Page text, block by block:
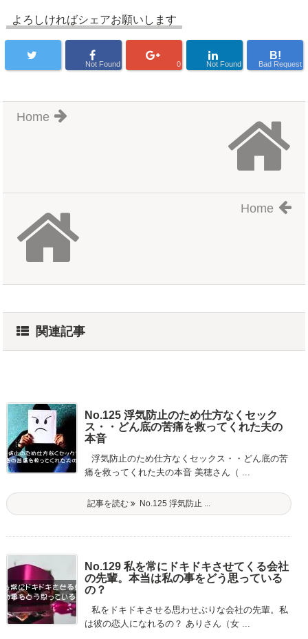
よろしければシェアお願いします
Not Found 0 Not Found
B!
Bad Request
Home
Home
関連記事
No.125 浮気防止のため仕方なくセック
ス・・どん底の苦痛を救ってくれた夫の
本音
浮気防止のため仕方なくセックス・・どん底の苦
痛を救ってくれた夫の本音 美穂さん（ ...
記事を読む No.125 浮気防止 ...
No.129 私を常にドキドキさせてくる会社
の先輩。本当は私の事をどう思っている
の？
私をドキドキさせる思わせぶりな会社の先輩。私
は彼の恋人になれるの？ ありさん（女 ...